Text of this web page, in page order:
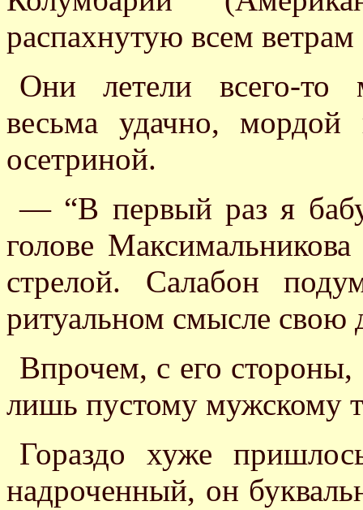
распахнутую всем ветрам
Они летели всего-то
весьма удачно,
осетриной.
— “В первый раз я
голове
стрелой. Салабон
ритуальном смысле свою
Впрочем, с его стороны,
лишь пустому мужскому
Гораздо хуже
надроченный, он